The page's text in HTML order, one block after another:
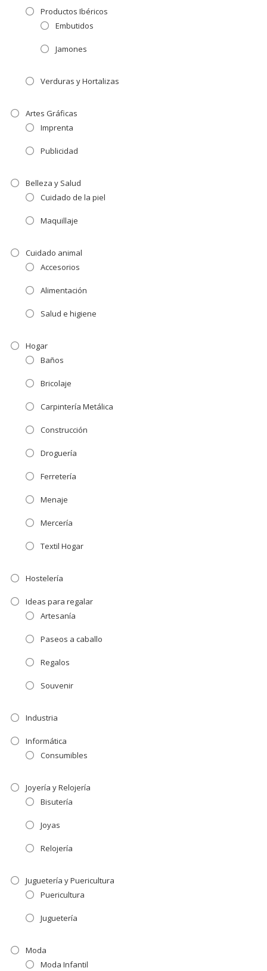
Productos Ibéricos
Embutidos
Jamones
Verduras y Hortalizas
Artes Gráficas
Imprenta
Publicidad
Belleza y Salud
Cuidado de la piel
Maquillaje
Cuidado animal
Accesorios
Alimentación
Salud e higiene
Hogar
Baños
Bricolaje
Carpintería Metálica
Construcción
Droguería
Ferretería
Menaje
Mercería
Textil Hogar
Hostelería
Ideas para regalar
Artesanía
Paseos a caballo
Regalos
Souvenir
Industria
Informática
Consumibles
Joyería y Relojería
Bisutería
Joyas
Relojería
Juguetería y Puericultura
Puericultura
Juguetería
Moda
Moda Infantil